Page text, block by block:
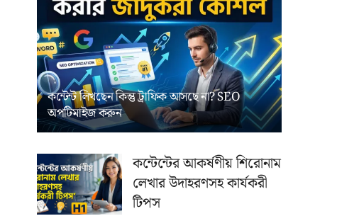
কন্টেন্ট লিখছেন কিন্তু ট্রাফিক আসছে না? ‍SEO
অপটিমাইজ করুন
কন্টেন্টের আকর্ষণীয় শিরোনাম
লেখার উদাহরণসহ কার্যকরী
টিপস